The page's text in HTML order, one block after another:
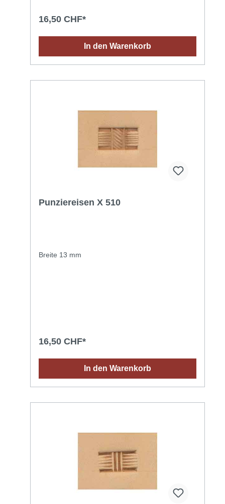
16,50 CHF*
In den Warenkorb
Punziereisen X 510
Breite 13 mm
16,50 CHF*
In den Warenkorb